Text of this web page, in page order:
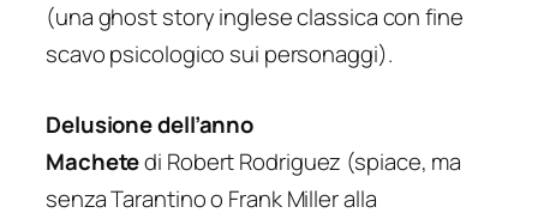
(una ghost story inglese classica con fine
scavo psicologico sui personaggi).
Delusione dell’anno
Machetedi Robert Rodriguez (spiace, ma
senza Tarantino o Frank Miller alla